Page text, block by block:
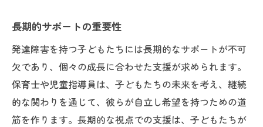
長期的サポートの重要性
発達障害を持つ子どもたちには長期的なサポートが不可
欠であり、個々の成長に合わせた支援が求められます。
保育士や児童指導員は、子どもたちの未来を考え、継続
的な関わりを通じて、彼らが自立し希望を持つための道
筋を作ります。長期的な視点での支援は、子どもたちが